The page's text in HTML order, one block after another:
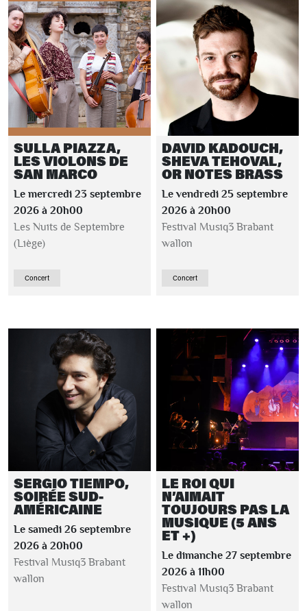
SULLA PIAZZA,
LES VIOLONS DE
SAN MARCO
Le mercredi 23 septembre
2026 à 20h00
Les Nuits de Septembre
(Liège)
Concert
DAVID KADOUCH,
SHEVA TEHOVAL,
OR NOTES BRASS
Le vendredi 25 septembre
2026 à 20h00
Festival Musiq3 Brabant
wallon
Concert
SERGIO TIEMPO,
SOIRÉE SUD-
AMÉRICAINE
Le samedi 26 septembre
2026 à 20h00
Festival Musiq3 Brabant
wallon
LE ROI QUI
N’AIMAIT
TOUJOURS PAS LA
MUSIQUE (5 ANS
ET +)
Le dimanche 27 septembre
2026 à 11h00
Festival Musiq3 Brabant
wallon